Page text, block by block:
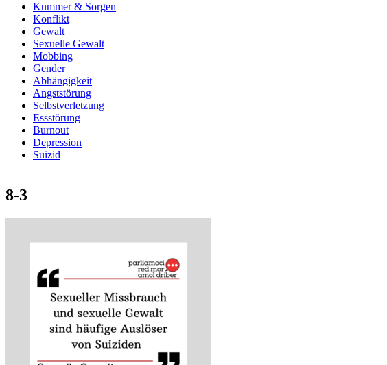
Kummer & Sorgen
Konflikt
Gewalt
Sexuelle Gewalt
Mobbing
Gender
Abhängigkeit
Angststörung
Selbstverletzung
Essstörung
Burnout
Depression
Suizid
8-3